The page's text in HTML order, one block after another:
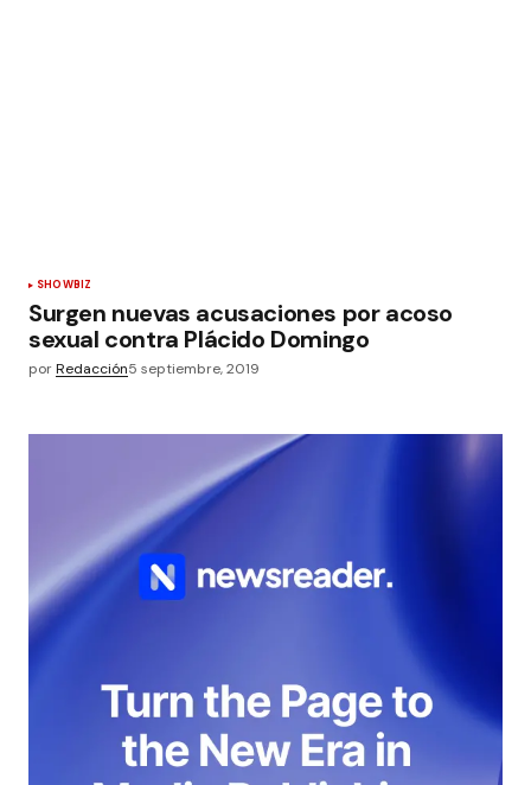
SHOWBIZ
Surgen nuevas acusaciones por acoso
sexual contra Plácido Domingo
porRedacción5 septiembre, 2019